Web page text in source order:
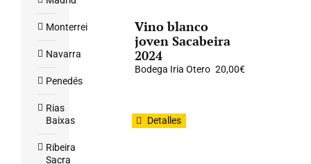
Vino blanco
joven Sacabeira
2024
Bodega Iria Otero 20,00€
Detalles
Monterrei
Navarra
Penedés
Rias
Baixas
Ribeira
Sacra